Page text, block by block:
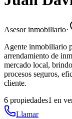
Asesor inmobiliario·
Agente inmobiliario
arrendamiento de
mercado local,
procesos seguros,
cliente.
6 propiedades1 en
Llamar